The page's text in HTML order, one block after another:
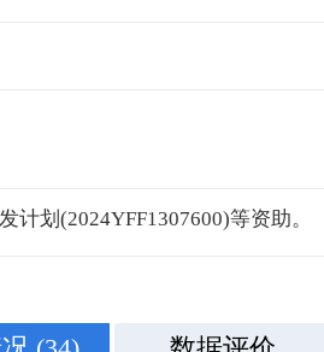
计划(2024YFF1307600)等资助。